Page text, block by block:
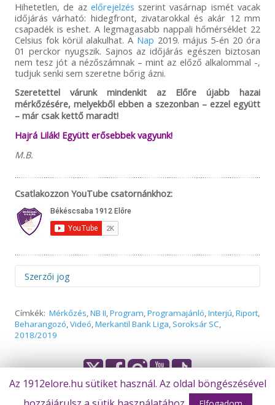
Hihetetlen, de az előrejelzés szerint vasárnap ismét vacak
időjárás várható: hidegfront, zivatarokkal és akár 12 mm
csapadék is eshet. A legmagasabb nappali hőmérséklet 22
Celsius fok körül alakulhat. A Nap 2019. május 5-én 20 óra
01 perckor nyugszik. Sajnos az időjárás egészen biztosan
nem tesz jót a nézőszámnak – mint az előző alkalommal -,
tudjuk senki sem szeretne bőrig ázni.
Szeretettel várunk mindenkit az Előre újabb hazai
mérkőzésére, melyekből ebben a szezonban – ezzel együtt
– már csak kettő maradt!
Hajrá Lilák! Együtt erősebbek vagyunk!
M.B.
Csatlakozzon YouTube csatornánkhoz:
Szerzői jog
és a facebook.com/1912elore oldalon megjelenő hírek,
interjúk, ötletek, megoldások és fotók a Békéscsaba 1912
Előre Futball Zrt. tulajdonát képezik. Tilos a tulajdonos
részeit bármely formában átruházni, terjeszteni,
meghaladó mértékben tárolni esetleg kinyomtatni. A
híranyagok bármilyen célú szolgáltatásként való
Címkék: Mérkőzés,NB II,Program,Programajánló,Interjú,Riport,
Beharangozó,Videó,Merkantil Bank Liga, Soroksár SC,
2018/2019
© Békéscsaba 1912 Előre Futball Zrt.
Az 1912elore.hu sütiket használ. Az oldal böngészésével